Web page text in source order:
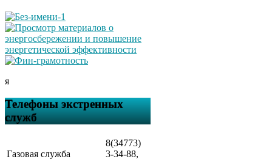
я
Телефоны экстренных
служб
Газовая служба
8(34773)
3-34-88,